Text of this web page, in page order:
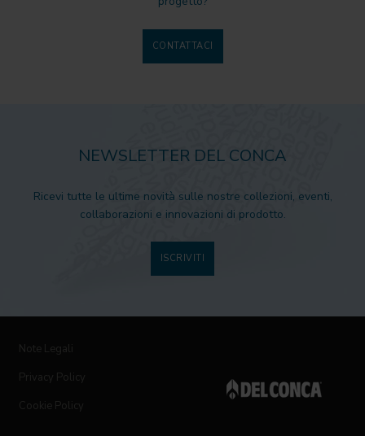
CONTATTACI
NEWSLETTER DEL CONCA
Ricevi tutte le ultime novità sulle nostre collezioni, eventi,
collaborazioni e innovazioni di prodotto.
ISCRIVITI
Note Legali
Privacy Policy
Cookie Policy